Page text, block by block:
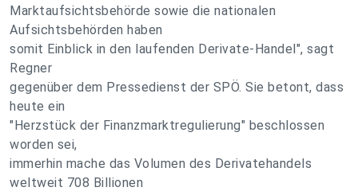
Marktaufsichtsbehörde sowie die nationalen
Aufsichtsbehörden haben
somit Einblick in den laufenden Derivate-Handel", sagt
Regner
gegenüber dem Pressedienst der SPÖ. Sie betont, dass
heute ein
"Herzstück der Finanzmarktregulierung" beschlossen
worden sei,
immerhin mache das Volumen des Derivatehandels
weltweit 708 Billionen